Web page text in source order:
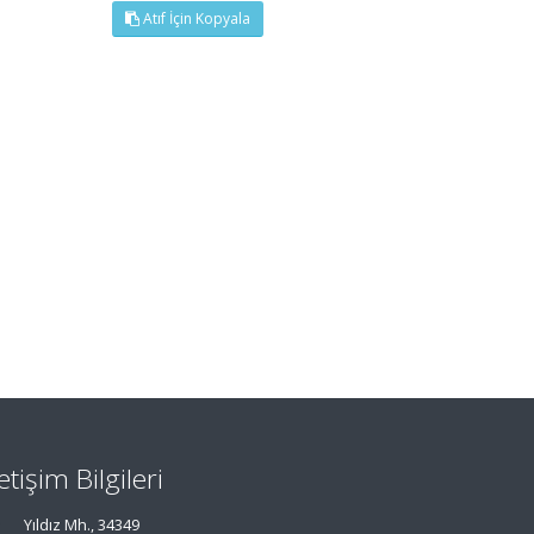
Atıf İçin Kopyala
Bilgileri
Yıldız Mh., 34349